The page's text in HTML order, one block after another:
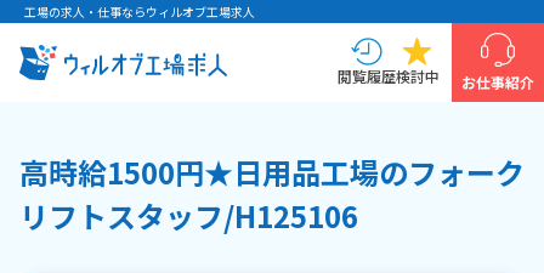
工場の求人・仕事ならウィルオブ工場求人
閲覧履歴検討中 お仕事紹介
高時給1500円★日用品工場のフォーク
リフトスタッフ/H125106